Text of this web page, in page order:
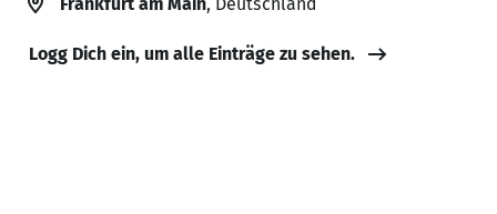
Logg Dich ein, um alle Einträge zu sehen.